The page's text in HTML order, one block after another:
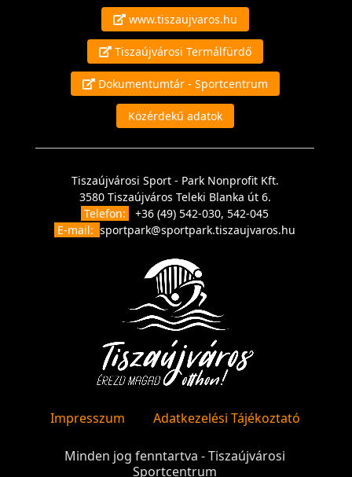
www.tiszaujvaros.hu
Tiszaújvárosi Termálfürdő
Dokumentumtár - Sportcentrum
Közérdekű adatok
Tiszaújvárosi Sport - Park Nonprofit Kft.
3580 Tiszaújváros Teleki Blanka út 6.
Telefon:
+36 (49) 542-030, 542-045
E-mail: sportpark@sportpark.tiszaujvaros.hu
Impresszum Adatkezelési Tájékoztató
Minden jog fenntartva - Tiszaújvárosi
Sportcentrum